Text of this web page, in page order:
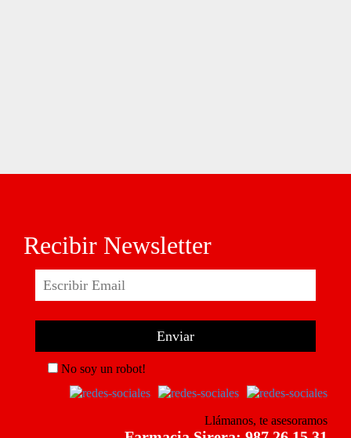
Recibir Newsletter
No soy un robot!
Llámanos, te asesoramos